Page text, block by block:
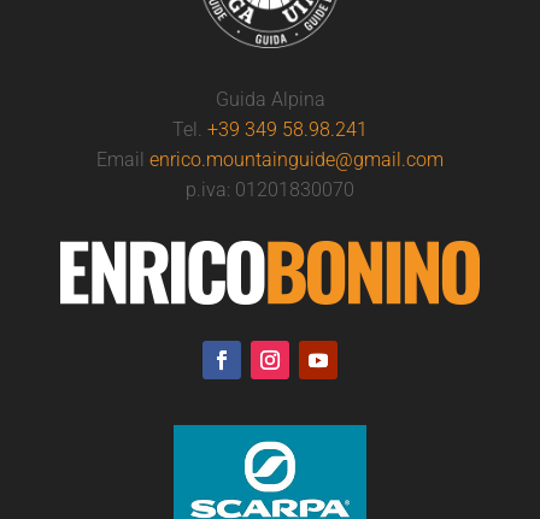
Guida Alpina
Tel. +39 349 58.98.241
Email enrico.mountainguide@gmail.com
p.iva: 01201830070